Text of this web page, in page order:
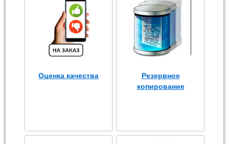
Оценка качества
Резервное
копирование